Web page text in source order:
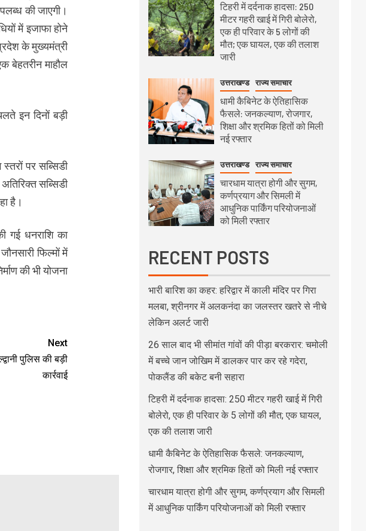
की जाएगी।
में इजाफा होने
के मुख्यमंत्री
बेहतरीन माहौल
इन दिनों बड़ी
पर सब्सिडी
सब्सिडी
है।
गई धनराशि का
फिल्मों में
की भी योजना
Next
पुलिस की बड़ी
कार्रवाई
टिहरी में दर्दनाक हादसा: 250
मीटर गहरी खाई में गिरी बोलेरो,
एक ही परिवार के 5 लोगों की
मौत; एक घायल, एक की तलाश
जारी
उत्तराखण्ड राज्य समाचार
धामी कैबिनेट के ऐतिहासिक
फैसले: जनकल्याण, रोजगार,
शिक्षा और श्रमिक हितों को मिली
नई रफ्तार
उत्तराखण्ड राज्य समाचार
चारधाम यात्रा होगी और सुगम,
कर्णप्रयाग और सिमली में
आधुनिक पार्किंग परियोजनाओं
को मिली रफ्तार
RECENT POSTS
भारी बारिश का कहर: हरिद्वार में काली मंदिर पर गिरा
मलबा, श्रीनगर में अलकनंदा का जलस्तर खतरे से नीचे
लेकिन अलर्ट जारी
26 साल बाद भी सीमांत गांवों की पीड़ा बरकरार: चमोली
में बच्चे जान जोखिम में डालकर पार कर रहे गदेरा,
पोकलैंड की बकेट बनी सहारा
टिहरी में दर्दनाक हादसा: 250 मीटर गहरी खाई में गिरी
बोलेरो, एक ही परिवार के 5 लोगों की मौत; एक घायल,
एक की तलाश जारी
धामी कैबिनेट के ऐतिहासिक फैसले: जनकल्याण,
रोजगार, शिक्षा और श्रमिक हितों को मिली नई रफ्तार
चारधाम यात्रा होगी और सुगम, कर्णप्रयाग और सिमली
में आधुनिक पार्किंग परियोजनाओं को मिली रफ्तार